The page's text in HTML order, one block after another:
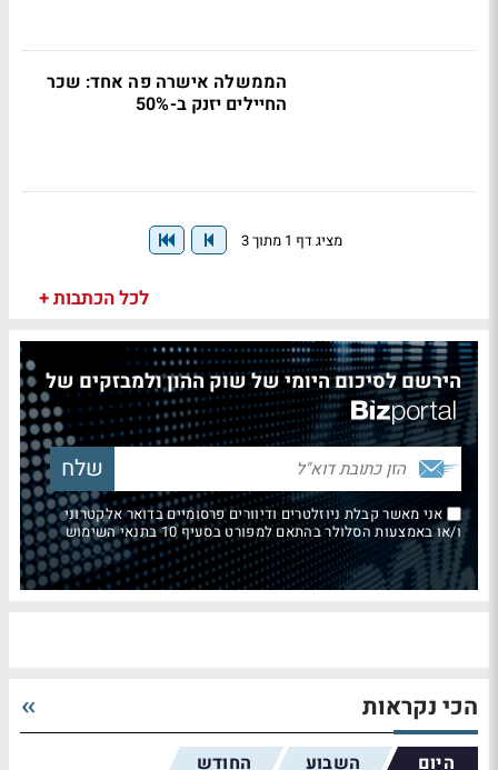
הממשלה אישרה פה אחד: שכר
החיילים יזנק ב-50%
מציג דף 1 מתוך 3
לכל הכתבות +
הירשם לסיכום היומי של שוק ההון ולמבזקים של
אני מאשר קבלת ניוזלטרים ודיוורים פרסומיים בדואר אלקטרוני
ו/או באמצעות הסלולר בהתאם למפורט בסעיף 10 בתנאי השימוש
הכי נקראות
היום השבוע החודש